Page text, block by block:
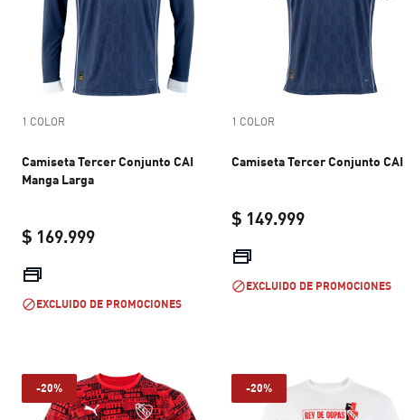
1 COLOR
Camiseta Tercer Conjunto CAI
Manga Larga
$ 169.999
EXCLUIDO DE PROMOCIONES
1 COLOR
Camiseta Tercer Conjunto CAI
$ 149.999
EXCLUIDO DE PROMOCIONES
-20% -20%